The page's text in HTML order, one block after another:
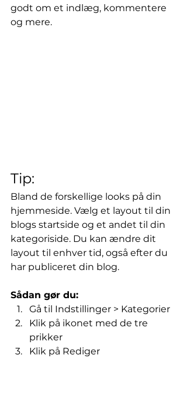
godt om et indlæg, kommentere
og mere.
Tip:
Bland de forskellige looks på din
hjemmeside. Vælg et layout til din
blogs startside og et andet til din
kategoriside. Du kan ændre dit
layout til enhver tid, også efter du
har publiceret din blog.
Sådan gør du:
Gå til Indstillinger > Kategorier
Klik på ikonet med de tre
prikker
Klik på Rediger